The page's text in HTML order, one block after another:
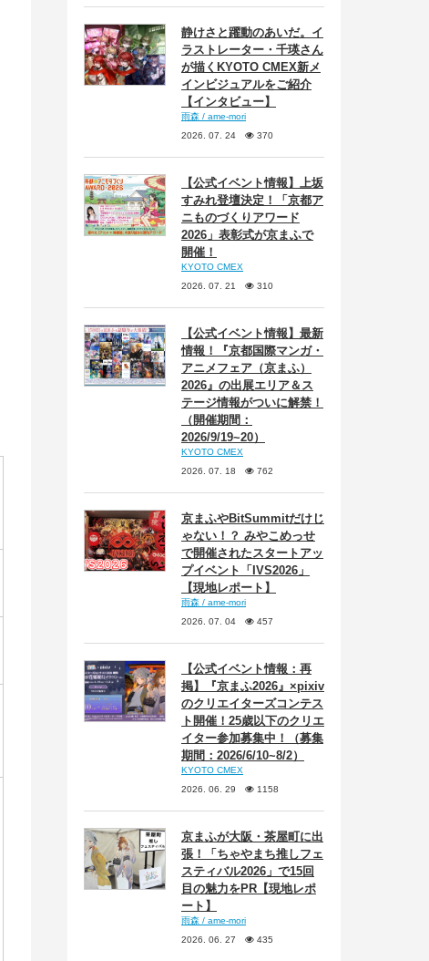
静けさと躍動のあいだ。イ
ラストレーター・千瑛さん
が描くKYOTO CMEX新メ
インビジュアルをご紹介
【インタビュー】
雨森 / ame-mori
2026. 07. 24
370
【公式イベント情報】上坂
すみれ登壇決定！「京都ア
ニものづくりアワード
2026」表彰式が京まふで
開催！
KYOTO CMEX
2026. 07. 21
310
【公式イベント情報】最新
情報！『京都国際マンガ・
アニメフェア（京まふ）
2026』の出展エリア＆ス
テージ情報がついに解禁！
（開催期間：
2026/9/19~20）
KYOTO CMEX
2026. 07. 18
762
京まふやBitSummitだけじ
ゃない！？ みやこめっせ
で開催されたスタートアッ
プイベント「IVS2026」
【現地レポート】
雨森 / ame-mori
2026. 07. 04
457
【公式イベント情報：再
掲】『京まふ2026』×pixiv
のクリエイターズコンテス
ト開催！25歳以下のクリエ
イター参加募集中！（募集
期間：2026/6/10~8/2）
KYOTO CMEX
2026. 06. 29
1158
京まふが大阪・茶屋町に出
張！「ちゃやまち推しフェ
スティバル2026」で15回
目の魅力をPR【現地レポ
ート】
雨森 / ame-mori
2026. 06. 27
435